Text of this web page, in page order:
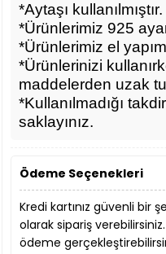
*Aytaşı kullanılmıştır.
*Ürünlerimiz 925
*Ürünlerimiz el
*Ürünlerinizi
maddelerden uzak
*Kullanılmadığı
saklayınız.
Ödeme Seçenekleri
Kredi kartınız güvenli bir
olarak sipariş
ödeme